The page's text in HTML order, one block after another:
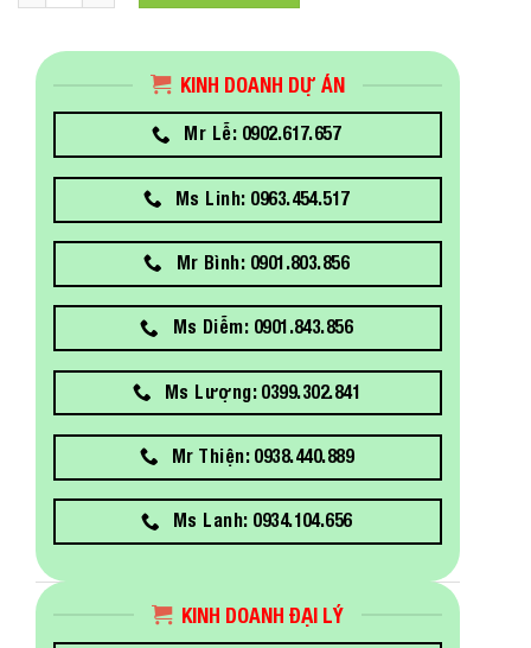
KINH DOANH DỰ ÁN
Mr Lễ: 0902.617.657
Ms Linh: 0963.454.517
Mr Bình: 0901.803.856
Ms Diễm: 0901.843.856
Ms Lượng: 0399.302.841
Mr Thiện: 0938.440.889
Ms Lanh: 0934.104.656
KINH DOANH ĐẠI LÝ